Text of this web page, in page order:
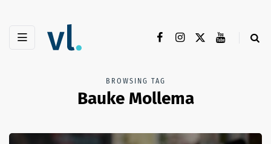
BROWSING TAG
Bauke Mollema